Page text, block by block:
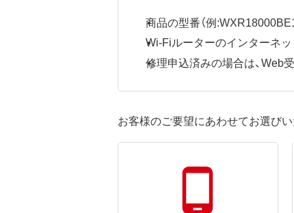
商品の型番（例
Wi-Fiルーターのインターネ
修理申込済みの場合は、Web受
お客様のご要望にあわせてお選び